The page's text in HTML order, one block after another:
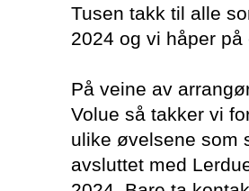
Tusen takk til alle
2024 og vi håper
På veine av
Volue så takker vi
ulike øvelsene som
avsluttet med